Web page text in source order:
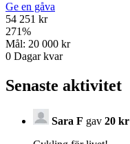
Ge en gåva
54 251 kr
271%
Mål: 20 000 kr
0 Dagar kvar
Senaste aktivitet
Sara F gav 20 kr